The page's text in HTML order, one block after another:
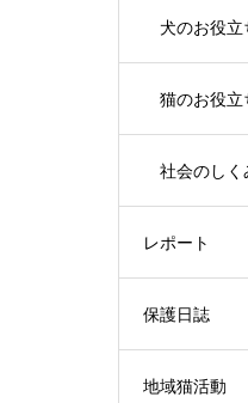
犬のお役立
猫のお役立
社会のしく
レポート
保護日誌
地域猫活動